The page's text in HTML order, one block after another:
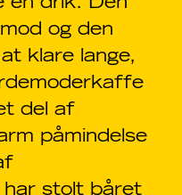
og den
klare lange,
del af
påmindelse
har stolt båret